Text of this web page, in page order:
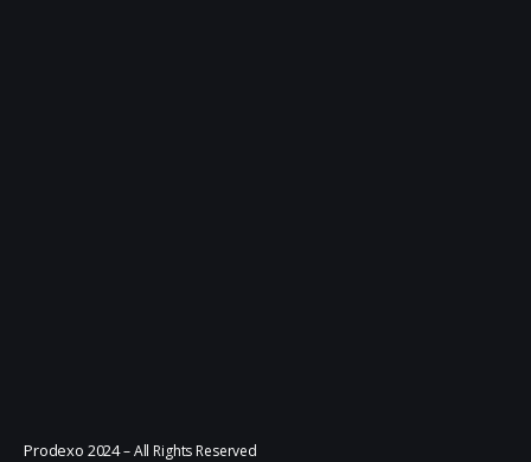
Prodexo 2024– All Rights Reserved